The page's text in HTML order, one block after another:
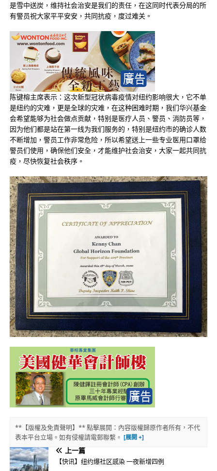
是雪中送炭，维持社会治安是我们的责任，在这同时代表分局的所
有警员祝大家平平安安，共同抗疫，度过难关。
陈键榕主席表示：这次新型冠状病毒疫情对纽约影响很大，它不单
是纽约的灾难，更是全球的灾难，在这种困难时期，我们华兴基金
会希望能够为社会做点贡献，特别是医疗人员、警员、消防员等，
因为他们都是站在第一线为我们服务的，特别是纽约市的确诊人数
不断增加，警员工作非常危险，所以希望送上一些专业医用口罩给
警员们使用，确保他们安全，才能维护社会治安，大家一起共同抗
疫，尽快恢复社会秩序。
**【版權及免責聲明】** 點擊展開：內容版權歸原作者所有，不代
表本平台立場。如有侵權請電郵聯繫。
上一篇
【快讯】纽约爆社区感染 一夜新增四例